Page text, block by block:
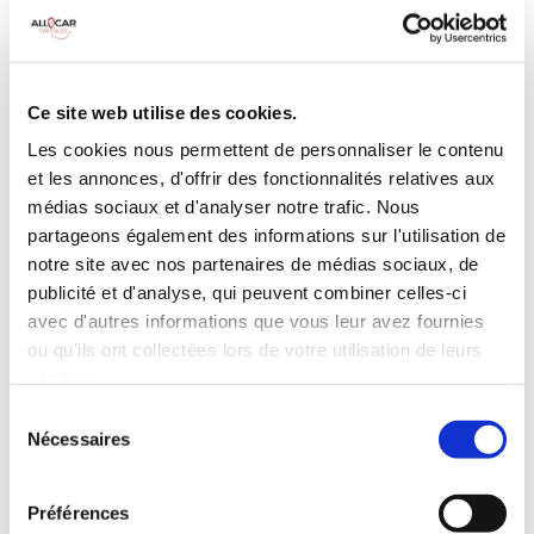
Ce site web utilise des cookies.
Les cookies nous permettent de personnaliser le contenu
et les annonces, d'offrir des fonctionnalités relatives aux
médias sociaux et d'analyser notre trafic. Nous
partageons également des informations sur l'utilisation de
notre site avec nos partenaires de médias sociaux, de
publicité et d'analyse, qui peuvent combiner celles-ci
avec d'autres informations que vous leur avez fournies
ou qu'ils ont collectées lors de votre utilisation de leurs
Nécessaires
Préférences
100 CV
INCLUS À LA LOCATION
Killométrage illimité
Assurance tous risques (hors franchise)
Carburant : plein à rendre plein
CONDITIONS DE LOCATION
Age minimum :20 ans
ASSURANCE